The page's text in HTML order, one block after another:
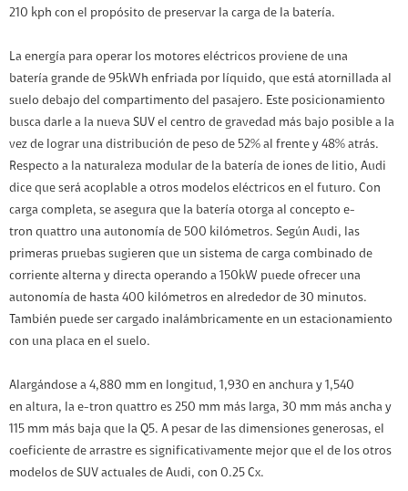
210 kph con el propósito de preservar la carga de la batería.
La energía para operar los motores eléctricos proviene de una
batería grande de 95kWh enfriada por líquido, que está atornillada al
suelo debajo del compartimento del pasajero. Este posicionamiento
busca darle a la nueva SUV el centro de gravedad más bajo posible a la
vez de lograr una distribución de peso de 52% al frente y 48% atrás.
Respecto a la naturaleza modular de la batería de iones de litio, Audi
dice que será acoplable a otros modelos eléctricos en el futuro. Con
carga completa, se asegura que la batería otorga al concepto e-
tron quattro una autonomía de 500 kilómetros. Según Audi, las
primeras pruebas sugieren que un sistema de carga combinado de
corriente alterna y directa operando a 150kW puede ofrecer una
autonomía de hasta 400 kilómetros en alrededor de 30 minutos.
También puede ser cargado inalámbricamente en un estacionamiento
con una placa en el suelo.
Alargándose a 4,880 mm en longitud, 1,930 en anchura y 1,540
en altura, la e-tron quattro es 250 mm más larga, 30 mm más ancha y
115 mm más baja que la Q5. A pesar de las dimensiones generosas, el
coeficiente de arrastre es significativamente mejor que el de los otros
modelos de SUV actuales de Audi, con 0.25 Cx.